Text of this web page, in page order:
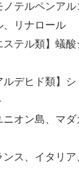
ルペンアル
、リナロール
蟻酸シト
】シトラ
ン島、マダガ
リア、ス